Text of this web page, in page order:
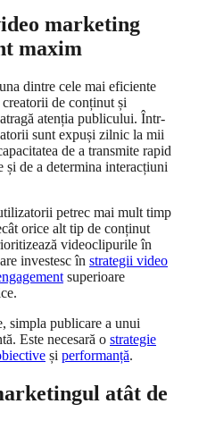
marketing
maxim
dintre cele mai eficiente
de conținut și
atenția publicului. Într-
sunt expuși zilnic la mii
de a transmite rapid
și de a determina interacțiuni
petrec mai mult timp
orice alt tip de conținut
videoclipurile în
investesc în strategii video
superioare
simpla publicare a unui
Este necesară o strategie
și performanță.
atât de